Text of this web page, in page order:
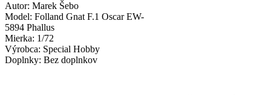
Autor: Marek Šebo
Model: Folland Gnat F.1 Oscar EW-
5894 Phallus
Mierka: 1/72
Výrobca: Special Hobby
Doplnky: Bez doplnkov